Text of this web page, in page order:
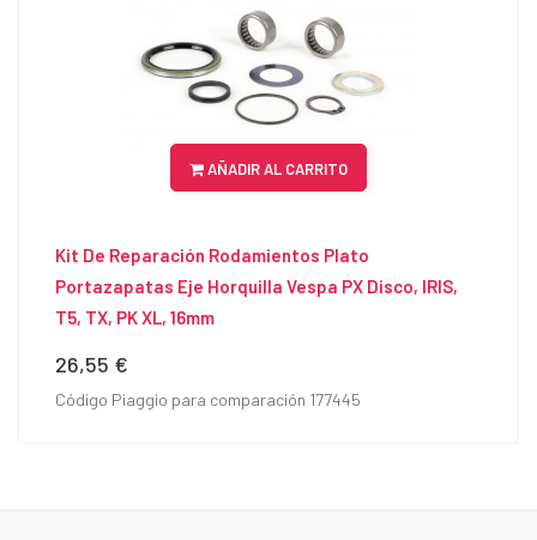
AÑADIR AL CARRITO
Kit De Reparación Rodamientos Plato
Portazapatas Eje Horquilla Vespa PX Disco, IRIS,
T5, TX, PK XL, 16mm
Precio
26,55 €
Código Piaggio para comparación 177445